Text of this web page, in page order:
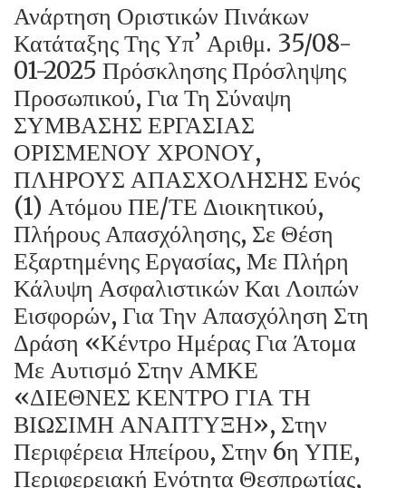
Ανάρτηση Οριστικών Πινάκων
Κατάταξης Της Υπ’ Αριθμ. 35/08-
01-2025 Πρόσκλησης Πρόσληψης
Προσωπικού, Για Τη Σύναψη
ΣΥΜΒΑΣΗΣ ΕΡΓΑΣΙΑΣ
ΟΡΙΣΜΕΝΟΥ ΧΡΟΝΟΥ,
ΠΛΗΡΟΥΣ ΑΠΑΣΧΟΛΗΣΗΣ Ενός
(1) Ατόμου ΠΕ/ΤΕ Διοικητικού,
Πλήρους Απασχόλησης, Σε Θέση
Εξαρτημένης Εργασίας, Με Πλήρη
Κάλυψη Ασφαλιστικών Και Λοιπών
Εισφορών, Για Την Απασχόληση Στη
Δράση «Κέντρο Ημέρας Για Άτομα
Με Αυτισμό Στην ΑΜΚΕ
«ΔΙΕΘΝΕΣ ΚΕΝΤΡΟ ΓΙΑ ΤΗ
ΒΙΩΣΙΜΗ ΑΝΑΠΤΥΞΗ», Στην
Περιφέρεια Ηπείρου, Στην 6η ΥΠΕ,
Περιφερειακή Ενότητα Θεσπρωτίας,